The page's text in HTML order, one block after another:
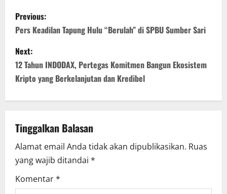
P
o
s
t
n
a
v
i
g
Previous:
Pers Keadilan Tapung Hulu “Berulah” di SPBU Sumber Sari
Next:
12 Tahun INDODAX, Pertegas Komitmen Bangun Ekosistem
Kripto yang Berkelanjutan dan Kredibel
Tinggalkan Balasan
Alamat email Anda tidak akan dipublikasikan. Ruas
yang wajib ditandai *
Komentar*